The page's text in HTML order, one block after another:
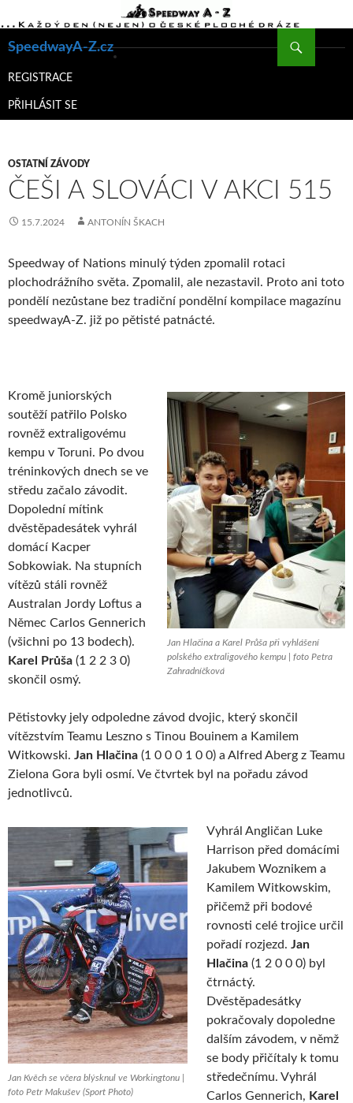
SpeedwayA-Z.cz
K
WEBU
REGISTRACE
PŘIHLÁSIT SE
OSTATNÍ ZÁVODY
ČEŠI A SLOVÁCI V AKCI 515
15.7.2024 ANTONÍN ŠKACH
Speedway of Nations minulý týden zpomalil rotaci
plochodrážního světa. Zpomalil, ale nezastavil. Proto ani toto
pondělí nezůstane bez tradiční pondělní kompilace magazínu
speedwayA-Z. již po pětisté patnácté.
Jan Hlačina a Karel Průša při vyhlášení
polského extraligového kempu | foto Petra
Zahradníčková
Kromě juniorských
soutěží patřilo Polsko
rovněž extraligovému
kempu v Toruni. Po dvou
tréninkových dnech se ve
středu začalo závodit.
Dopolední mítink
dvěstěpadesátek vyhrál
domácí Kacper
Sobkowiak. Na stupních
vítězů stáli rovněž
Australan Jordy Loftus a
Němec Carlos Gennerich
(všichni po 13 bodech).
Karel Průša (1 2 2 3 0)
skončil osmý.
Pětistovky jely odpoledne závod dvojic, který skončil
vítězstvím Teamu Leszno s Tinou Bouinem a Kamilem
Witkowski. Jan Hlačina (1 0 0 0 1 0 0) a Alfred Aberg z Teamu
Zielona Gora byli osmí. Ve čtvrtek byl na pořadu závod
jednotlivců.
Jan Kvěch se včera blýsknul ve Workingtonu |
foto Petr Makušev (Sport Photo)
Vyhrál Angličan Luke
Harrison před domácími
Jakubem Woznikem a
Kamilem Witkowskim,
přičemž při bodové
rovnosti celé trojice určil
pořadí rozjezd. Jan
Hlačina (1 2 0 0 0) byl
čtrnáctý.
Dvěstěpadesátky
pokračovaly dopoledne
dalším závodem, v němž
se body přičítaly k tomu
středečnímu. Vyhrál
Carlos Gennerich, Karel